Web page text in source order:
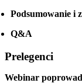
Podsumowanie i
Q&A
Prelegenci
Webinar